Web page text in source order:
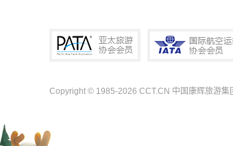
Copyright © 1985-2026 CCT.CN 中国康辉旅游